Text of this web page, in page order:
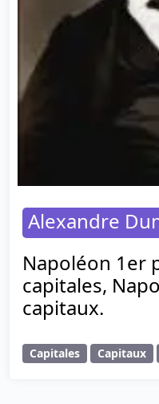
Alexandre
Napoléon 1er
capitales,
capitaux.
Capitales Capitaux